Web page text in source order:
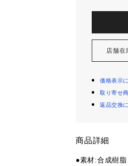
店舗在
価格表示
取り寄せ
返品交換
商品詳細
●素材:合成樹脂